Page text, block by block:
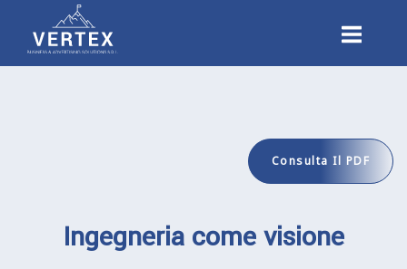
Consulta Il PDF
Ingegneria come visione